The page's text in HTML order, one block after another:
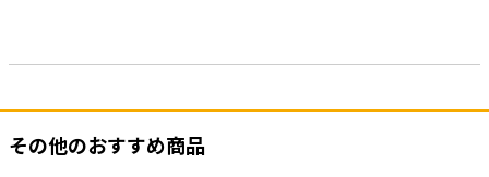
その他のおすすめ商品